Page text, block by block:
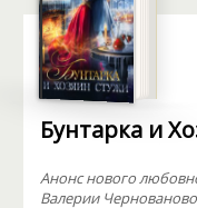
Бунтарка и
Анонс нового
Валерии